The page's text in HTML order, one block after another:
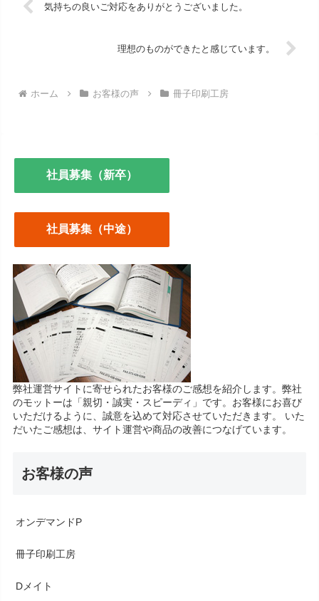
気持ちの良いご対応をありがとうございました。
理想のものができたと感じています。
ホーム お客様の声 冊子印刷工房
社員募集（新卒）
社員募集（中途）
弊社運営サイトに寄せられたお客様のご感想を紹介します。弊社
のモットーは「親切・誠実・スピーディ」です。お客様にお喜び
いただけるように、誠意を込めて対応させていただきます。 いた
だいたご感想は、サイト運営や商品の改善につなげています。
お客様の声
オンデマンドP
冊子印刷工房
Dメイト